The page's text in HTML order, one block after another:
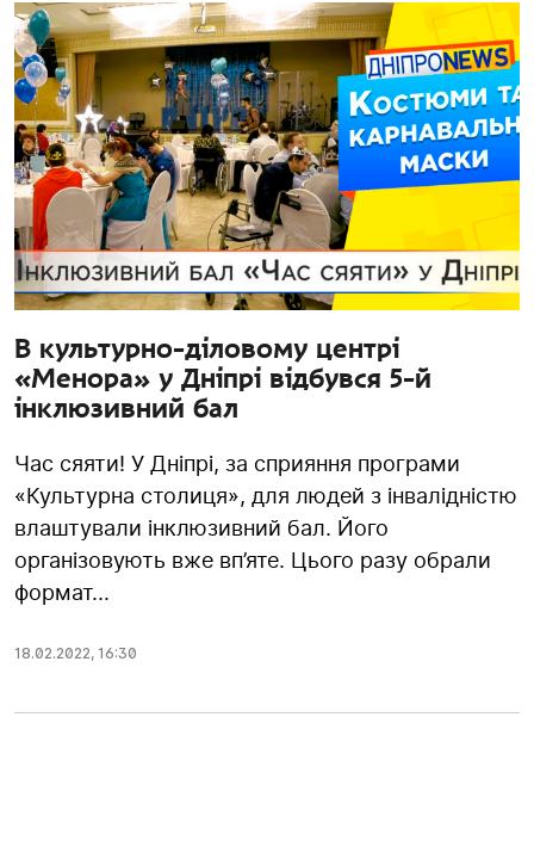
В культурно-діловому центрі
«Менора» у Дніпрі відбувся 5-й
інклюзивний бал
Час сяяти! У Дніпрі, за сприяння програми
«Культурна столиця», для людей з інвалідністю
влаштували інклюзивний бал. Його
організовують вже вп’яте. Цього разу обрали
формат...
18.02.2022, 16:30